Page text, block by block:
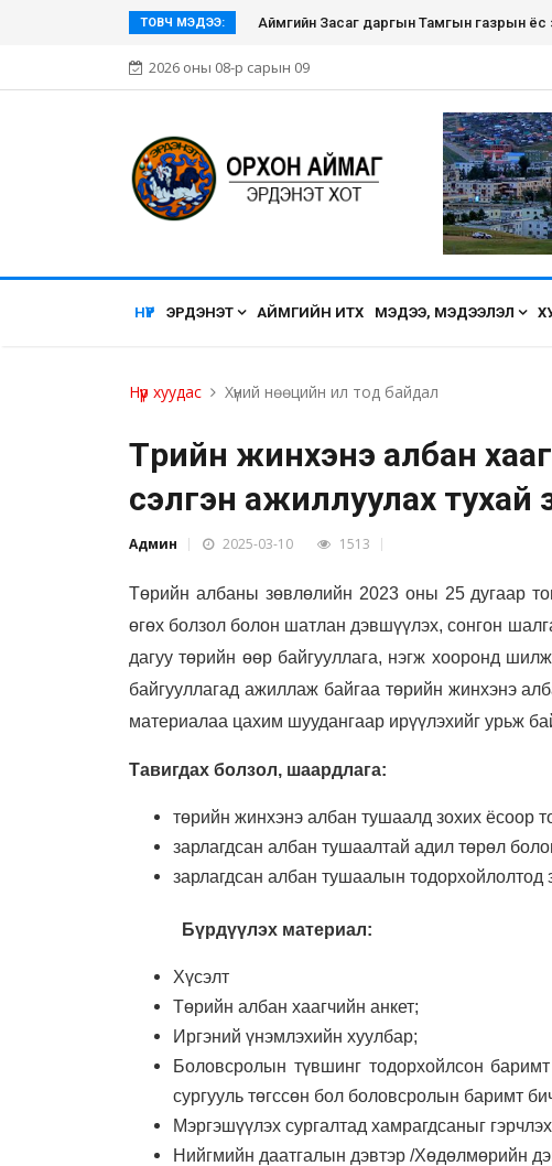
ТОВЧ МЭДЭЭ: Эрдэнэт хүмүүсийн нэгдэл болсон Эрдэнэт
2026 оны 08-р сарын 09
НҮҮР ЭРДЭНЭТ АЙМГИЙН ИТХ МЭДЭЭ, МЭДЭЭЛЭЛ
Нүүр хуудас Хүний нөөцийн ил тод байдал
Төрийн жинхэнэ албан
сэлгэн ажиллуулах тухай
Админ 2025-03-10 1513
Төрийн албаны зөвлөлийн 2023 оны 25 дугаар
өгөх болзол болон шатлан дэвшүүлэх, сонгон
дагуу төрийн өөр байгууллага, нэгж хооронд
байгууллагад ажиллаж байгаа төрийн жинхэнэ
материалаа цахим шуудангаар ирүүлэхийг урьж
Тавигдах болзол, шаардлага:
төрийн жинхэнэ албан тушаалд зохих ёсоор
зарлагдсан албан тушаалтай адил төрөл
зарлагдсан албан тушаалын тодорхойлолтод
Бүрдүүлэх материал:
Хүсэлт
Төрийн албан хаагчийн анкет;
Иргэний үнэмлэхийн хуулбар;
Боловсролын түвшинг тодорхойлсон
сургууль төгссөн бол боловсролын баримт
Мэргэшүүлэх сургалтад хамрагдсаныг
Нийгмийн даатгалын дэвтэр /Хөдөлмөрийн